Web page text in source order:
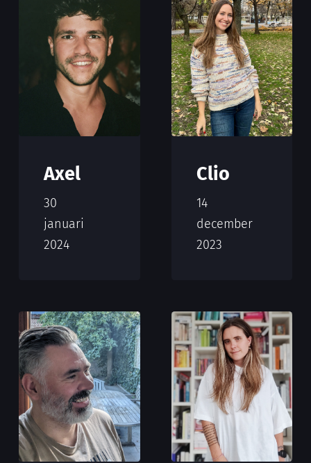
Axel
30
januari
2024
Clio
14
december
2023